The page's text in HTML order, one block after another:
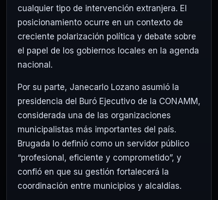
cualquier tipo de intervención extranjera. El
posicionamiento ocurre en un contexto de
creciente polarización política y debate sobre
el papel de los gobiernos locales en la agenda
nacional.
Por su parte, Janecarlo Lozano asumió la
presidencia del Buró Ejecutivo de la CONAMM,
considerada una de las organizaciones
municipalistas más importantes del país.
Brugada lo definió como un servidor público
“profesional, eficiente y comprometido”, y
confió en que su gestión fortalecerá la
coordinación entre municipios y alcaldías.